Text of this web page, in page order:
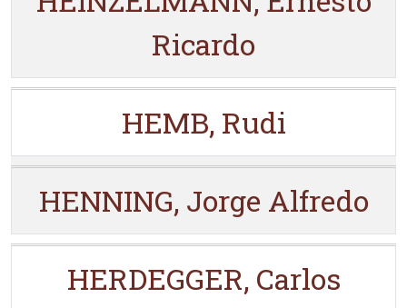
Ricardo
HEMB, Rudi
HENNING, Jorge Alfredo
HERDEGGER, Carlos